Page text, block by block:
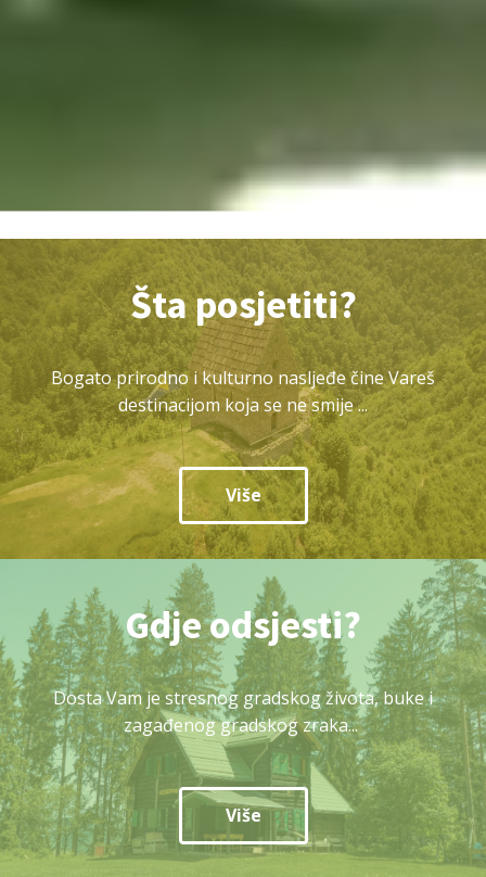
Šta posjetiti?
Bogato prirodno i kulturno nasljeđe čine Vareš
destinacijom koja se ne smije ...
Više
Gdje odsjesti?
Dosta Vam je stresnog gradskog života, buke i
zagađenog gradskog zraka...
Više